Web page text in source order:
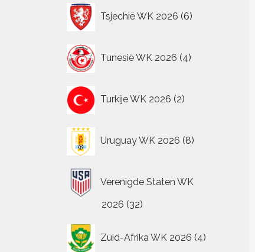
Tsjechië WK 2026 6
producten
Tunesië WK 2026 4
producten
Turkije WK 2026 2
producten
Uruguay WK 2026 8
producten
Verenigde Staten WK
2026 3232
Zuid-Afrika WK 2026 4
producten